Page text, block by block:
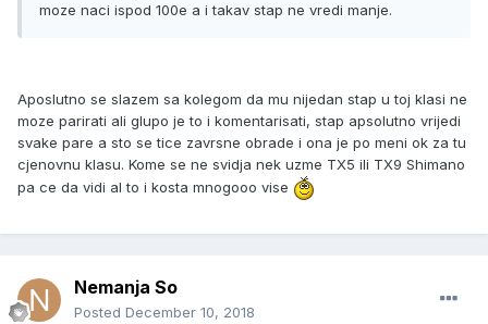
moze naci ispod 100e a i takav stap ne vredi manje.
Aposlutno se slazem sa kolegom da mu nijedan stap u toj klasi ne
moze parirati ali glupo je to i komentarisati, stap apsolutno vrijedi
svake pare a sto se tice zavrsne obrade i ona je po meni ok za tu
cjenovnu klasu. Kome se ne svidja nek uzme TX5 ili TX9 Shimano
pa ce da vidi al to i kosta mnogooo vise
Nemanja So
Posted December 10, 2018